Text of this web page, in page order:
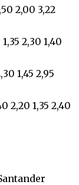
2,00 3,22
2,30 1,40
1,45 2,95
2,20 1,35 2,40